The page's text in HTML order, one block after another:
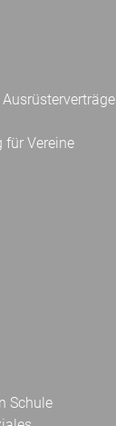
für Vereine
Schule